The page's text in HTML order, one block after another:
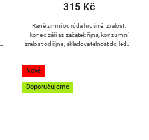
315 Kč
Raně zimní odrůda hrušně. Zralost:
konec září až začátek října, konzumní
zralost od října, skladovatelnost do ledna
Nové
Doporučujeme